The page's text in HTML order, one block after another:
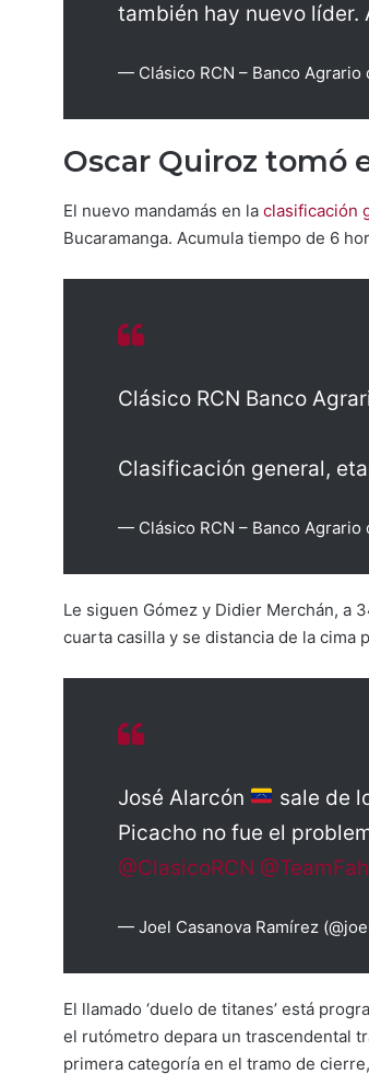
también hay nuevo
— Clásico RCN – Banco Agrario
Oscar Quiroz tomó
El nuevo mandamás en la clasificación
Bucaramanga. Acumula tiempo de 6
Clásico RCN Banco
Clasificación general,
— Clásico RCN – Banco Agrario
Le siguen Gómez y Didier Merchán, a
cuarta casilla y se distancia de la cima
José Alarcón
sale de
Picacho no fue el
@ClasicoRCN
— Joel Casanova Ramírez
El llamado ‘duelo de titanes’ está
el rutómetro depara un trascendental
primera categoría en el tramo de